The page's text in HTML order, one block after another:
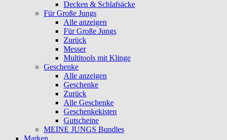
Decken & Schlafsäcke
Für Große Jungs
Alle anzeigen
Für Große Jungs
Zurück
Messer
Multitools mit Klinge
Geschenke
Alle anzeigen
Geschenke
Zurück
Alle Geschenke
Geschenkekisten
Gutscheine
MEINE JUNGS Bundles
Marken